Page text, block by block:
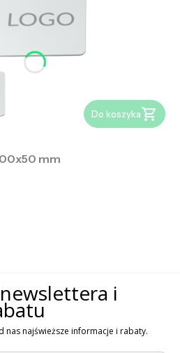
Do koszyka
mm
i
nas najświeższe informacje i rabaty.